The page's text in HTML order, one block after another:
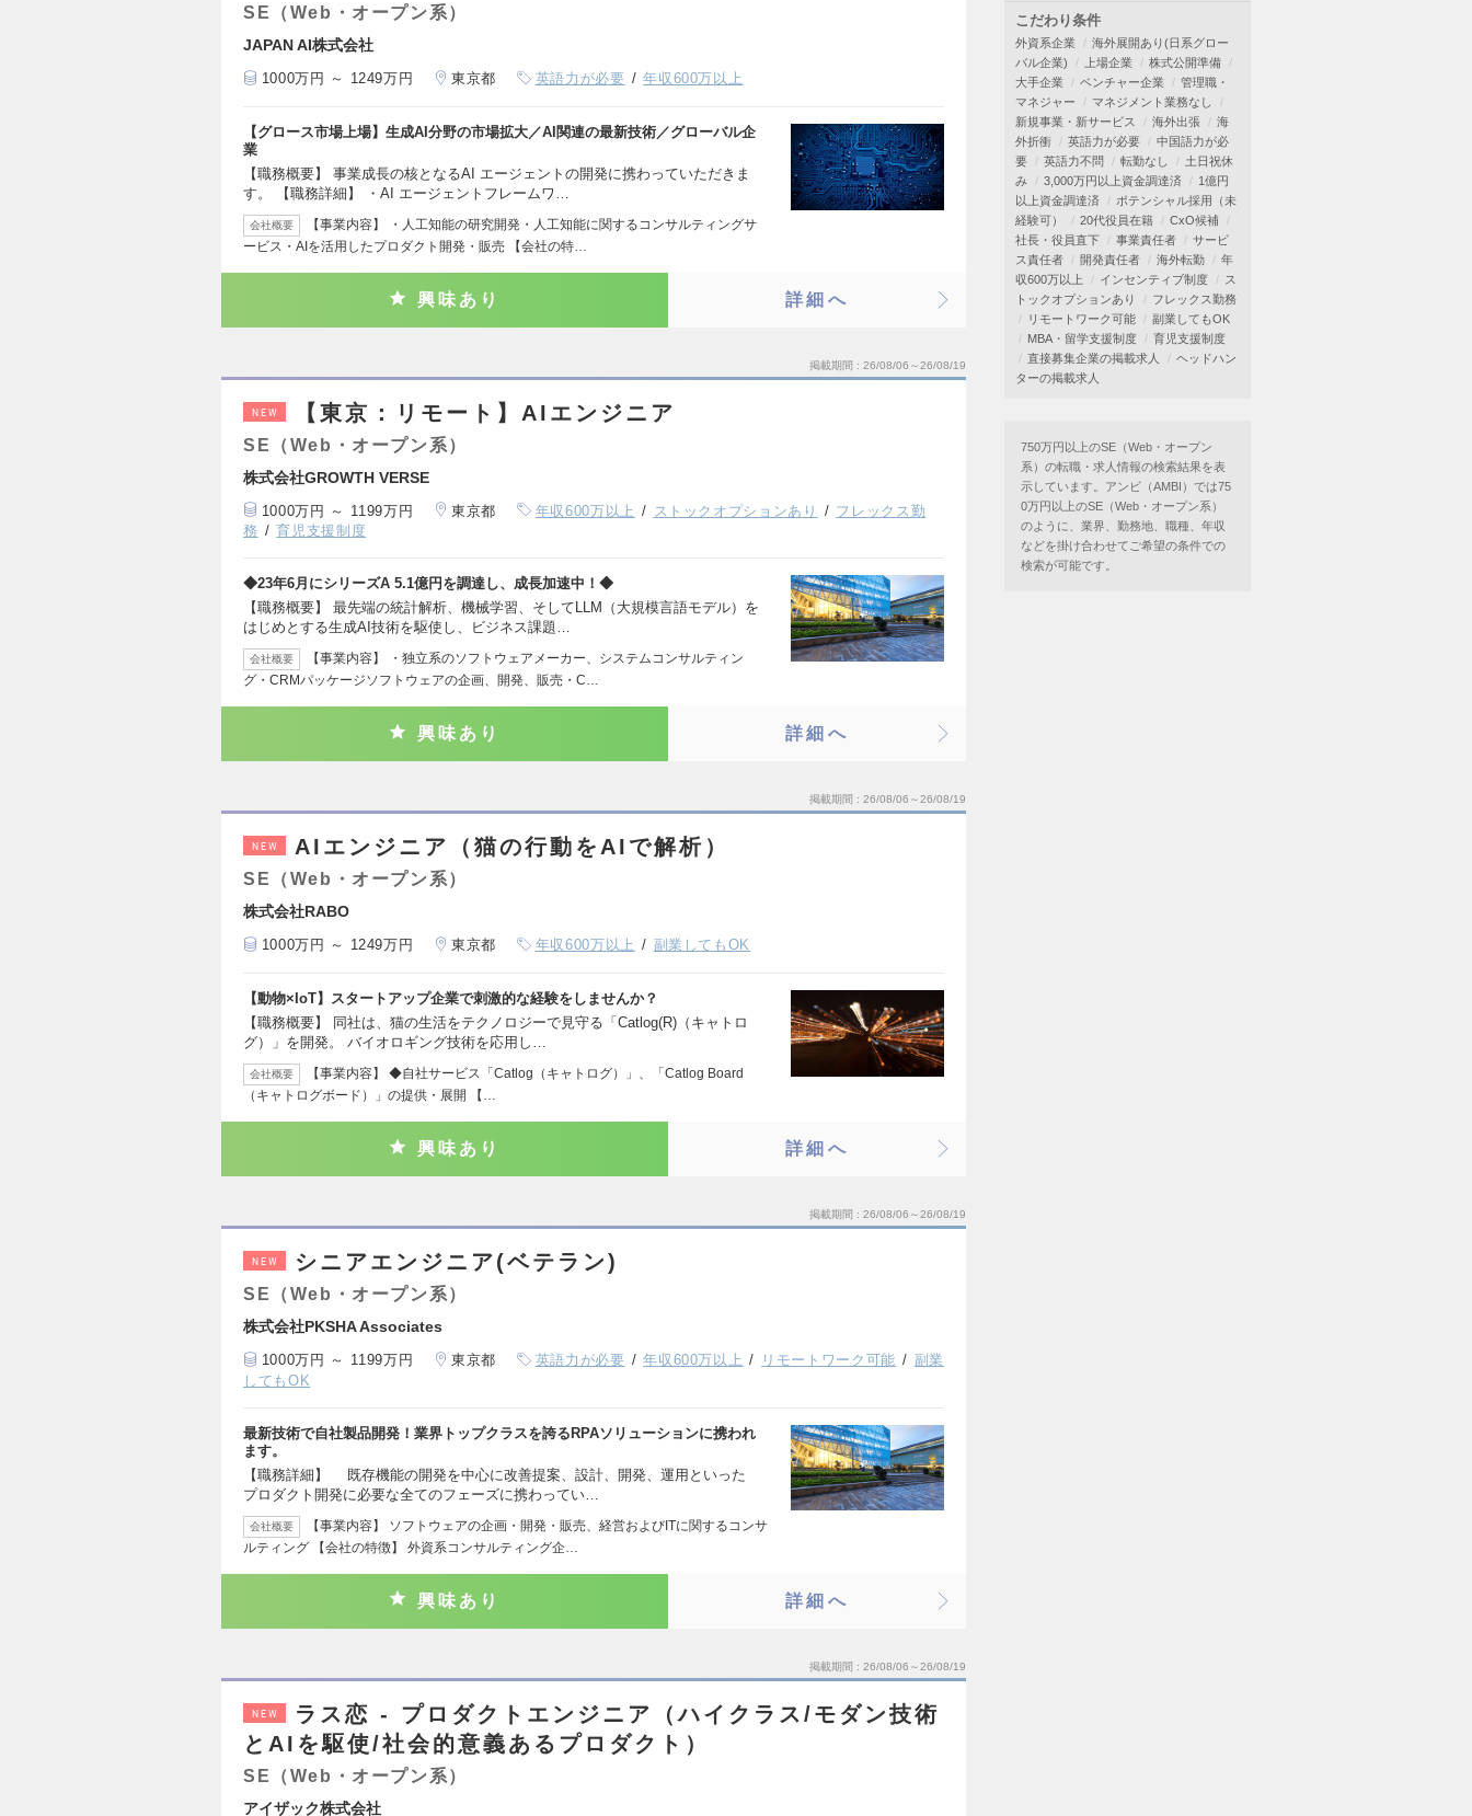
SE（Web・オープン系）
JAPAN AI株式会社
1000万円 ～ 1249万円 東京都 英語力が必要 年収600万以上
【グロース市場上場】生成AI分野の市場拡大／AI関連の最新技術／グローバル企
業
【職務概要】 事業成長の核となるAI エージェントの開発に携わっていただきま
す。 【職務詳細】 ・AI エージェントフレームワ…
会社概要
【事業内容】 ・人工知能の研究開発・人工知能に関するコンサルティングサ
ービス・AIを活用したプロダクト開発・販売 【会社の特…
興味あり 詳細へ
掲載期間 26/08/06～26/08/19
NEW 【東京：リモート】AIエンジニア
SE（Web・オープン系）
株式会社GROWTH VERSE
1000万円 ～ 1199万円 東京都 年収600万以上 ストックオプションあり
フレックス勤
務
育児支援制度
◆23年6月にシリーズA 5.1億円を調達し、成長加速中！◆
【職務概要】 最先端の統計解析、機械学習、そしてLLM（大規模言語モデル）を
はじめとする生成AI技術を駆使し、ビジネス課題…
会社概要
【事業内容】 ・独立系のソフトウェアメーカー、システムコンサルティン
グ・CRMパッケージソフトウェアの企画、開発、販売・C…
興味あり 詳細へ
掲載期間 26/08/06～26/08/19
NEW AIエンジニア（猫の行動をAIで解析）
SE（Web・オープン系）
株式会社RABO
1000万円 ～ 1249万円 東京都 年収600万以上 副業してもOK
【動物×IoT】スタートアップ企業で刺激的な経験をしませんか？
【職務概要】 同社は、猫の生活をテクノロジーで見守る「Catlog(R)（キャトロ
グ）」を開発。 バイオロギング技術を応用し…
会社概要
【事業内容】 ◆自社サービス「Catlog（キャトログ）」、「Catlog Board
（キャトログボード）」の提供・展開 【…
興味あり 詳細へ
掲載期間 26/08/06～26/08/19
NEW シニアエンジニア(ベテラン)
SE（Web・オープン系）
株式会社PKSHA Associates
1000万円 ～ 1199万円 東京都 英語力が必要 年収600万以上 リモートワーク可能
副業
してもOK
最新技術で自社製品開発！業界トップクラスを誇るRPAソリューションに携われ
ます。
【職務詳細】 既存機能の開発を中心に改善提案、設計、開発、運用といった
プロダクト開発に必要な全てのフェーズに携わってい…
会社概要
【事業内容】 ソフトウェアの企画・開発・販売、経営およびITに関するコンサ
ルティング 【会社の特徴】 外資系コンサルティング企…
興味あり 詳細へ
掲載期間 26/08/06～26/08/19
NEW
ラス恋 - プロダクトエンジニア（ハイクラス/モダン技術
とAIを駆使/社会的意義あるプロダクト）
SE（Web・オープン系）
アイザック株式会社
こだわり条件
外資系企業
海外展開あり(日系グロー
バル企業)
上場企業
株式公開準備
大手企業
ベンチャー企業
管理職・
マネジャー
マネジメント業務なし
新規事業・新サービス
海外出張
海
外折衝
英語力が必要
中国語力が必
要
英語力不問 転勤なし
土日祝休
み
3,000万円以上資金調達済
1億円
以上資金調達済
ポテンシャル採用（未
経験可）
20代役員在籍
CxO候補
社長・役員直下
事業責任者
サービ
ス責任者
開発責任者 海外転勤
年
収600万以上
インセンティブ制度
ス
トックオプションあり
フレックス勤務
リモートワーク可能
副業してもOK
MBA・留学支援制度
育児支援制度
直接募集企業の掲載求人
ヘッドハン
ターの掲載求人
750万円以上のSE（Web・オープン
系）の転職・求人情報の検索結果を表
示しています。アンビ（AMBI）では75
0万円以上のSE（Web・オープン系）
のように、業界、勤務地、職種、年収
などを掛け合わせてご希望の条件での
検索が可能です。